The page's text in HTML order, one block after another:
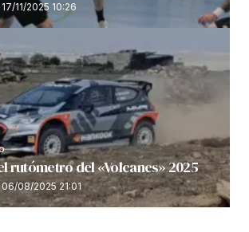
17/11/2025 10:26
rutómetro del «Volcanes» 2025
06/08/2025 21:01